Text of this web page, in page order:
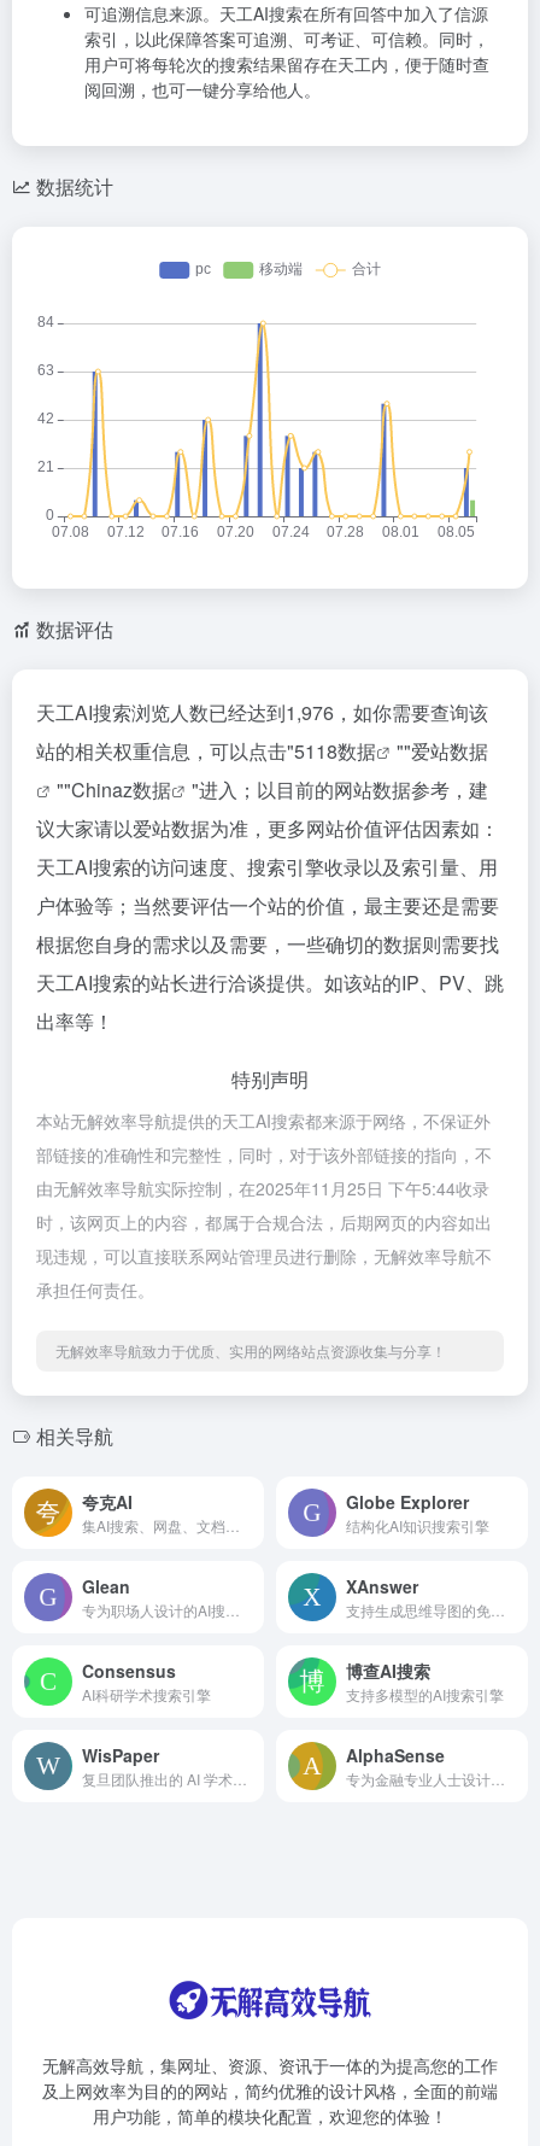
可追溯信息来源。天工AI搜索在所有回答中加入了信源
索引，以此保障答案可追溯、可考证、可信赖。同时，
用户可将每轮次的搜索结果留存在天工内，便于随时查
阅回溯，也可一键分享给他人。
数据统计
数据评估
天工AI搜索浏览人数已经达到1,976，如你需要查询该
站的相关权重信息，可以点击"5118数据 ""爱站数据
""Chinaz数据
"进入；以目前的网站数据参考，建
议大家请以爱站数据为准，更多网站价值评估因素如：
天工AI搜索的访问速度、搜索引擎收录以及索引量、用
户体验等；当然要评估一个站的价值，最主要还是需要
根据您自身的需求以及需要，一些确切的数据则需要找
天工AI搜索的站长进行洽谈提供。如该站的IP、PV、跳
出率等！
特别声明
本站无解效率导航提供的天工AI搜索都来源于网络，不保证外
部链接的准确性和完整性，同时，对于该外部链接的指向，不
由无解效率导航实际控制，在2025年11月25日 下午5:44收录
时，该网页上的内容，都属于合规合法，后期网页的内容如出
现违规，可以直接联系网站管理员进行删除，无解效率导航不
承担任何责任。
无解效率导航致力于优质、实用的网络站点资源收集与分享！
相关导航
夸克AI Globe Explorer
结构化AI知识搜索引擎
Glean XAnswer
Consensus
AI科研学术搜索引擎
博查AI搜索
支持多模型的AI搜索引擎
WisPaper AlphaSense
无解高效导航，集网址、资源、资讯于一体的为提高您的工作
及上网效率为目的的网站，简约优雅的设计风格，全面的前端
用户功能，简单的模块化配置，欢迎您的体验！